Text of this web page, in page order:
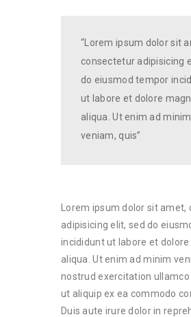
“Lorem ipsum dolor sit
consectetur adipisicing
do eiusmod tempor
ut labore et dolore
aliqua. Ut enim ad minim
veniam, quis”
Lorem ipsum dolor sit
adipisicing elit, sed do
incididunt ut labore et dolore
aliqua. Ut enim ad minim
nostrud exercitation ullamco
ut aliquip ex ea commodo
Duis aute irure dolor in